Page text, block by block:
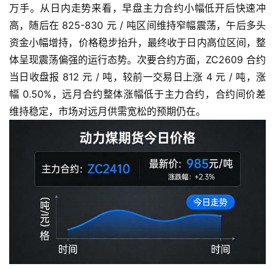
万手。从日内走势来看，早盘主力合约小幅低开后快速冲
高，随后在 825-830 元 / 吨区间维持窄幅震荡，午后多头
资金小幅增持，价格稳步抬升，最终收于日内高位区间，整
体呈现震荡偏强的运行态势。次要合约方面，ZC2609 合约
当日收盘报 812 元 / 吨，较前一交易日上涨 4 元 / 吨，涨
幅 0.50%，远月合约整体涨幅低于主力合约，合约间价差
维持稳定，市场对远月供需宽松的预期仍在。